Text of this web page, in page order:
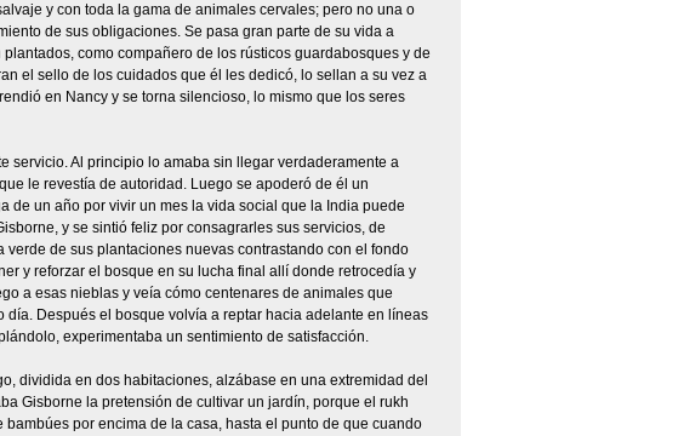
y con toda la gama de animales cervales; pero no una o
de sus obligaciones. Se pasa gran parte de su vida a
como compañero de los rústicos guardabosques y de
el sello de los cuidados que él les dedicó, lo sellan a su vez a
en Nancy y se torna silencioso, lo mismo que los seres
servicio. Al principio lo amaba sin llegar verdaderamente a
le revestía de autoridad. Luego se apoderó de él un
de un año por vivir un mes la vida social que la India puede
y se sintió feliz por consagrarles sus servicios, de
de sus plantaciones nuevas contrastando con el fondo
y reforzar el bosque en su lucha final allí donde retrocedía y
a esas nieblas y veía cómo centenares de animales que
Después el bosque volvía a reptar hacia adelante en líneas
experimentaba un sentimiento de satisfacción.
dividida en dos habitaciones, alzábase en una extremidad del
Gisborne la pretensión de cultivar un jardín, porque el rukh
por encima de la casa, hasta el punto de que cuando